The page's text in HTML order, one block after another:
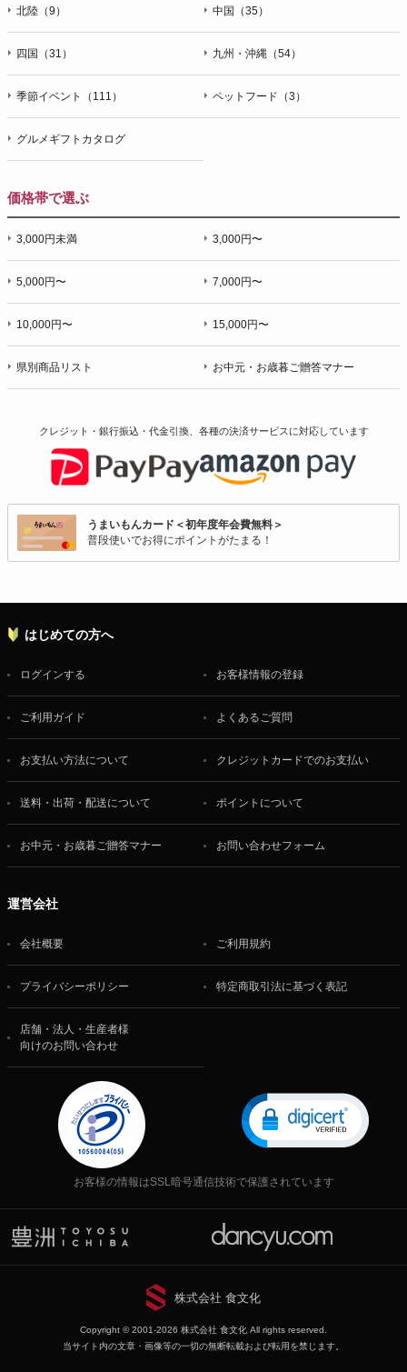
北陸（9） 中国（35）
四国（31） 九州・沖縄（54）
季節イベント（111） ペットフード（3）
グルメギフトカタログ
価格帯で選ぶ
3,000円未満 3,000円〜
5,000円〜 7,000円〜
10,000円〜 15,000円〜
県別商品リスト お中元・お歳暮ご贈答マナー
クレジット・銀行振込・代金引換、各種の決済サービスに対応しています
うまいもんカード＜初年度年会費無料＞
普段使いでお得にポイントがたまる！
はじめての方へ
ログインする お客様情報の登録
ご利用ガイド よくあるご質問
お支払い方法について クレジットカードでのお支払い
送料・出荷・配送について ポイントについて
お中元・お歳暮ご贈答マナー お問い合わせフォーム
運営会社
会社概要 ご利用規約
プライバシーポリシー 特定商取引法に基づく表記
店舗・法人・生産者様
向けのお問い合わせ
お客様の情報はSSL暗号通信技術で保護されています
株式会社 食文化
Copyright © 2001-2026 株式会社 食文化 All rights reserved.
当サイト内の文章・画像等の一切の無断転載および転用を禁じます。